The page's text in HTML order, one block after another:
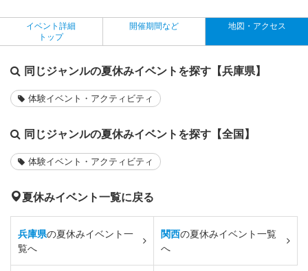
イベント詳細
トップ
開催期間など 地図・アクセス
同じジャンルの夏休みイベントを探す【兵庫県】
体験イベント・アクティビティ
同じジャンルの夏休みイベントを探す【全国】
体験イベント・アクティビティ
夏休みイベント一覧に戻る
兵庫県の夏休みイベント一
覧へ
関西の夏休みイベント一覧
へ